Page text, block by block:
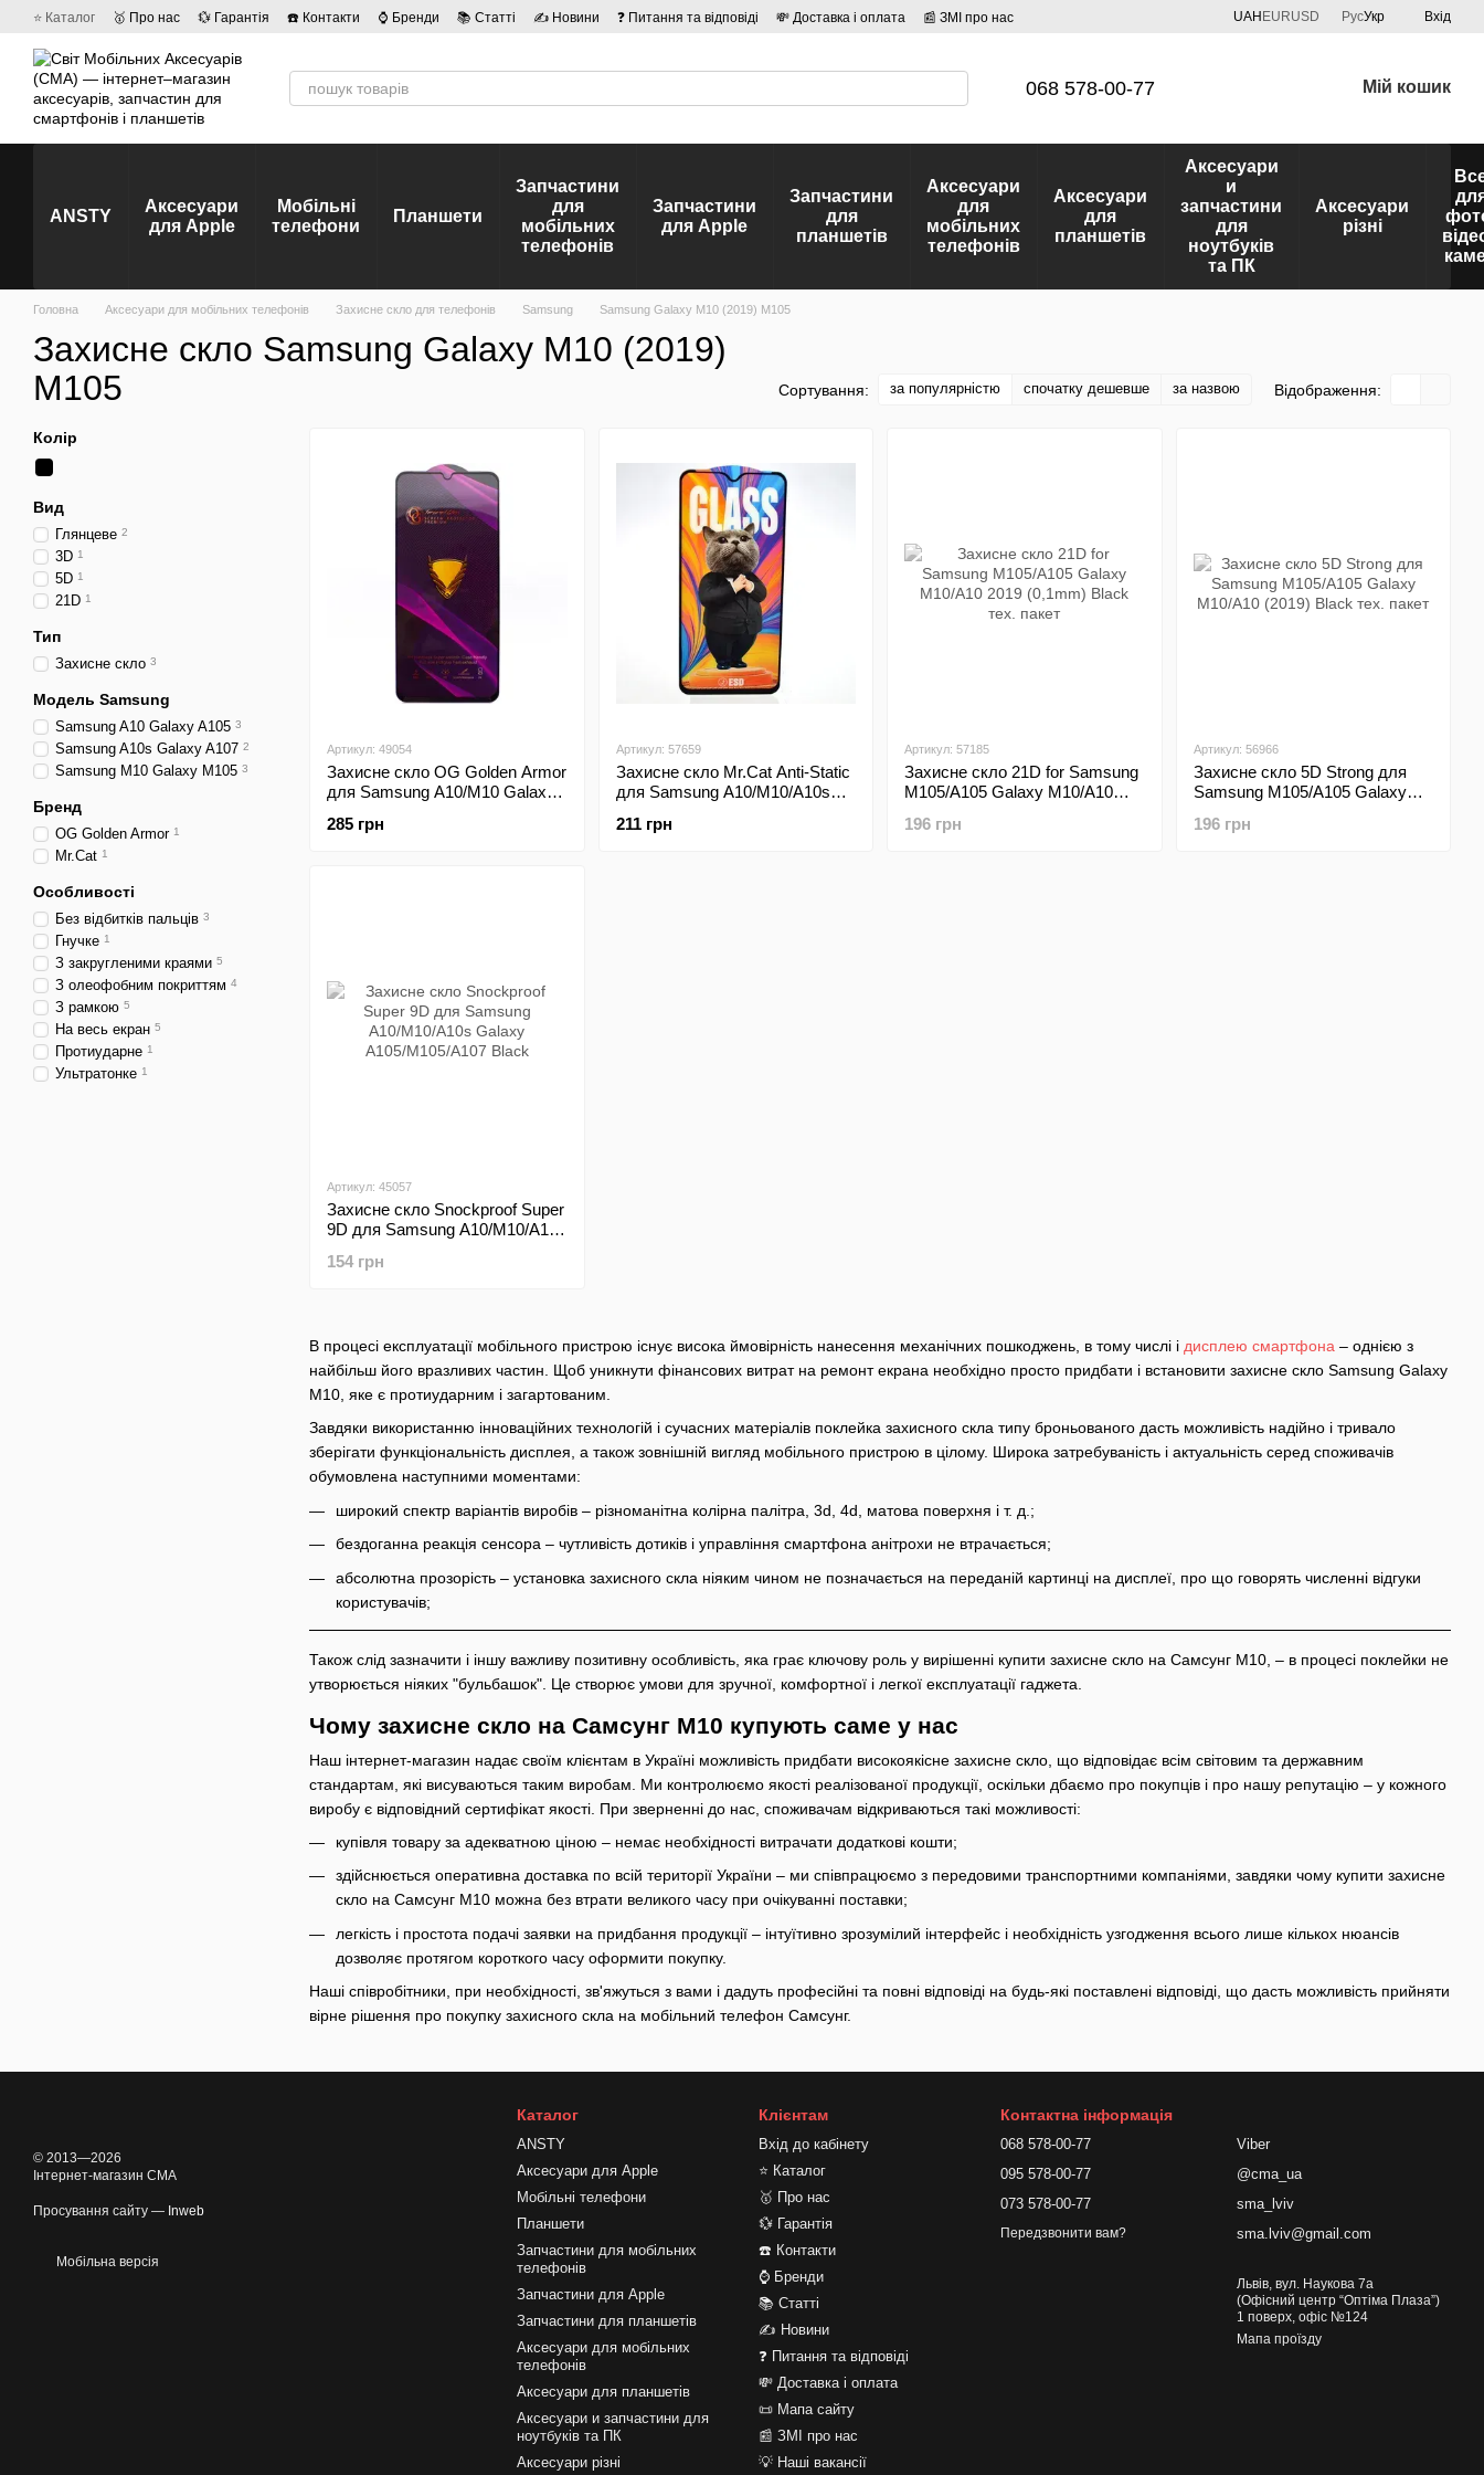
Перейти до основного контенту
⭐ Каталог 🥇 Про нас 💱 Гарантія ☎️ Контакти ⌚ Бренди 📚 Статті ✍ Новини ❓ Питання та відповіді 💸 Доставка і оплата
📰 ЗМІ про нас
UAH EURUSD РусУкр Вхід
068 578-00-77 Мій кошик
ANSTY
Аксесуари
для Apple
Мобільні
телефони
Планшети
Запчастини
для
мобільних
телефонів
Запчастини
для Apple
Запчастини
для
планшетів
Аксесуари
для
мобільних
телефонів
Аксесуари
для
планшетів
Аксесуари
и
запчастини
для
ноутбуків
та ПК
Аксесуари
різні
Головна Аксесуари для мобільних телефонів Захисне скло для телефонів Samsung Samsung Galaxy M10 (2019) M105
Захисне скло Samsung Galaxy M10 (2019)
M105
Сортування: за популярністю спочатку дешевше за назвою Відображення:
В процесі експлуатації мобільного пристрою існує висока ймовірність нанесення механічних пошкоджень, в тому числі і дисплею смартфона – однією з
найбільш його вразливих частин. Щоб уникнути фінансових витрат на ремонт екрана необхідно просто придбати і встановити захисне скло Samsung Galaxy
M10, яке є протиударним і загартованим.
Завдяки використанню інноваційних технологій і сучасних матеріалів поклейка захисного скла типу броньованого дасть можливість надійно і тривало
зберігати функціональність дисплея, а також зовнішній вигляд мобільного пристрою в цілому. Широка затребуваність і актуальність серед споживачів
обумовлена наступними моментами:
широкий спектр варіантів виробів – різноманітна колірна палітра, 3d, 4d, матова поверхня і т. д.;
бездоганна реакція сенсора – чутливість дотиків і управління смартфона анітрохи не втрачається;
абсолютна прозорість – установка захисного скла ніяким чином не позначається на переданій картинці на дисплеї, про що говорять численні відгуки
користувачів;
Також слід зазначити і іншу важливу позитивну особливість, яка грає ключову роль у вирішенні купити захисне скло на Самсунг М10, – в процесі поклейки не
утворюється ніяких "бульбашок". Це створює умови для зручної, комфортної і легкої експлуатації гаджета.
Чому захисне скло на Самсунг М10 купують саме у нас
Наш інтернет-магазин надає своїм клієнтам в Україні можливість придбати високоякісне захисне скло, що відповідає всім світовим та державним
стандартам, які висуваються таким виробам. Ми контролюємо якості реалізованої продукції, оскільки дбаємо про покупців і про нашу репутацію – у кожного
виробу є відповідний сертифікат якості. При зверненні до нас, споживачам відкриваються такі можливості:
купівля товару за адекватною ціною – немає необхідності витрачати додаткові кошти;
здійснюється оперативна доставка по всій території України – ми співпрацюємо з передовими транспортними компаніями, завдяки чому купити захисне
скло на Самсунг М10 можна без втрати великого часу при очікуванні поставки;
легкість і простота подачі заявки на придбання продукції – інтуїтивно зрозумілий інтерфейс і необхідність узгодження всього лише кількох нюансів
дозволяє протягом короткого часу оформити покупку.
Наші співробітники, при необхідності, зв'яжуться з вами і дадуть професійні та повні відповіді на будь-які поставлені відповіді, що дасть можливість прийняти
вірне рішення про покупку захисного скла на мобільний телефон Самсунг.
Артикул: 49054
Захисне скло OG Golden Armor
для Samsung A10/M10 Galaxy
285 грн
Артикул: 57659
Захисне скло Mr.Cat Anti-Static
для Samsung A10/M10/A10s
211 грн
Артикул: 57185
Захисне скло 21D for Samsung
M105/A105 Galaxy M10/A10
196 грн
Артикул: 56966
Захисне скло 5D Strong для
Samsung M105/A105 Galaxy
пакет
196 грн
Артикул: 45057
Захисне скло Snockproof Super
9D для Samsung A10/M10/A10s
154 грн
Колір
Вид
Глянцеве 2
3D 1
5D 1
21D 1
Тип
Захисне скло 3
Модель Samsung
Samsung A10 Galaxy A105 3
Samsung A10s Galaxy A107 2
Samsung M10 Galaxy M105 3
Бренд
OG Golden Armor 1
Mr.Cat 1
Особливості
Без відбитків пальців 3
Гнучке 1
З закругленими краями 5
З олеофобним покриттям 4
З рамкою 5
На весь екран 5
Протиударне 1
Ультратонке 1
© 2013—2026
Інтернет-магазин CMA
Просування сайту — Inweb
Мобільна версія
Каталог
ANSTY
Аксесуари для Apple
Мобільні телефони
Планшети
Запчастини для мобільних
телефонів
Запчастини для Apple
Запчастини для планшетів
Аксесуари для мобільних
телефонів
Аксесуари для планшетів
Аксесуари и запчастини для
ноутбуків та ПК
Аксесуари різні
Клієнтам
Вхід до кабінету
⭐ Каталог
🥇 Про нас
💱 Гарантія
☎️ Контакти
⌚ Бренди
📚 Статті
✍ Новини
❓ Питання та відповіді
💸 Доставка і оплата
📜 Мапа сайту
📰 ЗМІ про нас
💡 Наші вакансії
Контактна інформація
068 578-00-77
095 578-00-77
073 578-00-77
Передзвонити вам?
Viber
@cma_ua
sma_lviv
sma.lviv@gmail.com
Львів, вул. Наукова 7а
(Офісний центр “Оптіма Плаза”)
1 поверх, офіс №124
Мапа проїзду